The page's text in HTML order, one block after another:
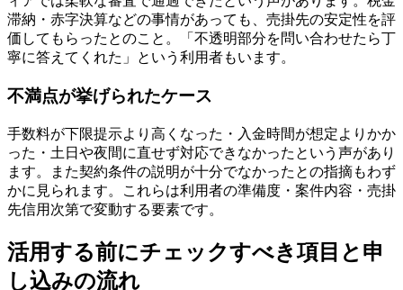
滞納・赤字決算などの事情があっても、売掛先の安定性を評
価してもらったとのこと。「不透明部分を問い合わせたら丁
寧に答えてくれた」という利用者もいます。
不満点が挙げられたケース
手数料が下限提示より高くなった・入金時間が想定よりかか
った・土日や夜間に直せず対応できなかったという声があり
ます。また契約条件の説明が十分でなかったとの指摘もわず
かに見られます。これらは利用者の準備度・案件内容・売掛
先信用次第で変動する要素です。
活用する前にチェックすべき項目と申
し込みの流れ